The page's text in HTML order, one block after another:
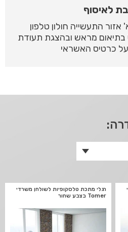
לאיסוף
המלאכה 15 א' אזור התעשייה חולון טלפון
לתיאום 03-5567536 בתיאום מראש ובהצגת תעודת
כרטיס האשראי
רגלי מתכת טלסקופיות לשולחן משרדי
Tomer בצבע שחור